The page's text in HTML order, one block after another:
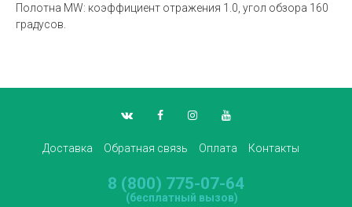
Полотна MW: коэффициент отражения 1.0, угол обзора 160
градусов.
Доставка Обратная связь Оплата Контакты
8 (800) 775-07-64
(бесплатный вызов)